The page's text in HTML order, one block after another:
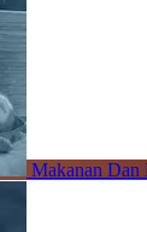
Makanan Dan